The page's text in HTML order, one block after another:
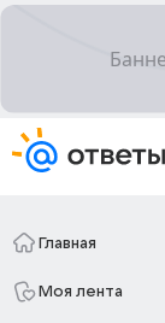
Главная
Моя лента